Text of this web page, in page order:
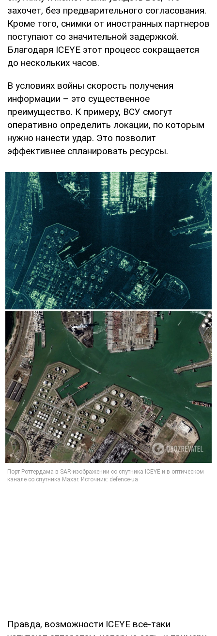
захочет, без предварительного согласования.
Кроме того, снимки от иностранных партнеров
поступают со значительной задержкой.
Благодаря ICEYE этот процесс сокращается
до нескольких часов.
В условиях войны скорость получения
информации – это существенное
преимущество. К примеру, ВСУ смогут
оперативно определить локации, по которым
нужно нанести удар. Это позволит
эффективнее спланировать ресурсы.
Правда, возможности ICEYE все-таки